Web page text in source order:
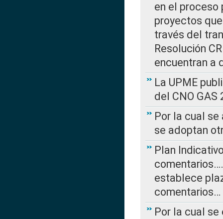
en el proceso
proyectos
través del
Resolución
encuentran a
La UPME
del CNO
Por la cual
se adoptan
Plan
establece
comentarios…
Por la cual